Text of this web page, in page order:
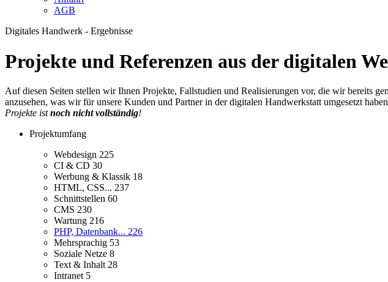
AGB
Digitales Handwerk - Ergebnisse
Projekte und Referenzen aus der digitalen
Auf diesen Seiten stellen wir Ihnen Projekte, Fallstudien und Realisierungen vor, die wir bereits
anzusehen, was wir für unsere Kunden und Partner in der digitalen Handwerkstatt umgesetzt
Projekte istnoch nicht vollständig!
Projektumfang
Webdesign 225
CI & CD 30
Werbung & Klassik 18
HTML, CSS... 237
Schnittstellen 60
CMS 230
Wartung 216
PHP, Datenbank... 226
Mehrsprachig 53
Soziale Netze 8
Text & Inhalt 28
Intranet 5